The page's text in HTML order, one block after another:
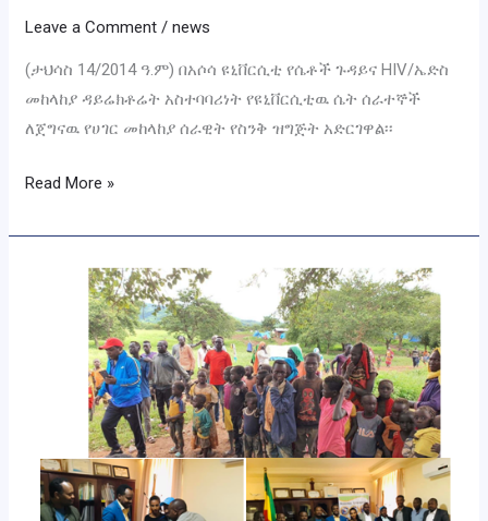
Leave a Comment /news
(ታህሳስ 14/2014 ዓ.ም) በአሶሳ ዩኒቨርሲቲ የሴቶች ጉዳይና HIV/ኤድስ
መከላከያ ዳይሬክቶሬት አስተባባሪነት የዩኒቨርሲቲዉ ሴት ሰራተኞች
ለጀግናዉ የሀገር መከላከያ ሰራዊት የስንቅ ዝግጅት አድርገዋል፡፡
Read More »
ተፈናቅለው
ላልቻሉ
ህፃናት